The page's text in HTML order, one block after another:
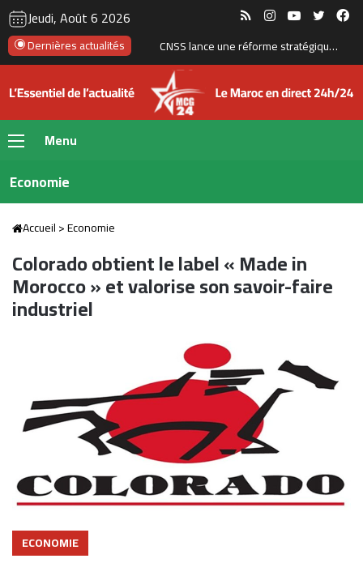
Jeudi, Août 6 2026 RSS InstagramYouTube
Dernières actualités Le Maroc figure parmi les dix premières destinations mondiales pour les investissements privés soutenus par le financement du développement
Menu
Economie
Accueil>Economie
Colorado obtient le label « Made in
Morocco » et valorise son savoir-faire
industriel
ECONOMIE